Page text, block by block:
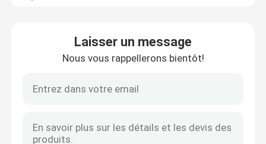
Nous contacter
Les affaires
Laisser un message
Nous vous rappellerons bientôt!